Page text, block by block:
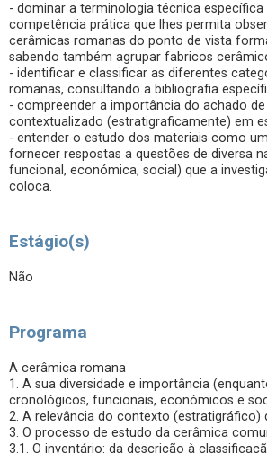
- dominar a terminologia técnica específica
competência prática que lhes permita
cerâmicas romanas do ponto de vista
sabendo também agrupar fabricos
- identificar e classificar as diferentes
romanas, consultando a bibliografia
- compreender a importância do achado
contextualizado (estratigraficamente) em
- entender o estudo dos materiais como
fornecer respostas a questões de diversa
funcional, económica, social) que a
coloca.
Estágio(s)
Não
Programa
A cerâmica romana
1. A sua diversidade e importância
cronológicos, funcionais, económicos e
2. A relevância do contexto (estratigráfico)
3. O processo de estudo da cerâmica
3.1. O inventário: da descrição à